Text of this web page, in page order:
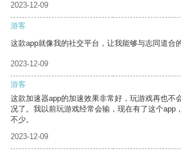
2023-12-09
游客
这款app就像我的社交平台，让我能够与志同道合
2023-12-09
游客
这款加速器app的加速效果非常好，玩游戏再也不
况了。我以前玩游戏经常会输，现在有了这个app
不少。
2023-12-09